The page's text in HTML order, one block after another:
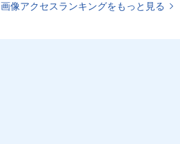
画像アクセスランキングをもっと見る